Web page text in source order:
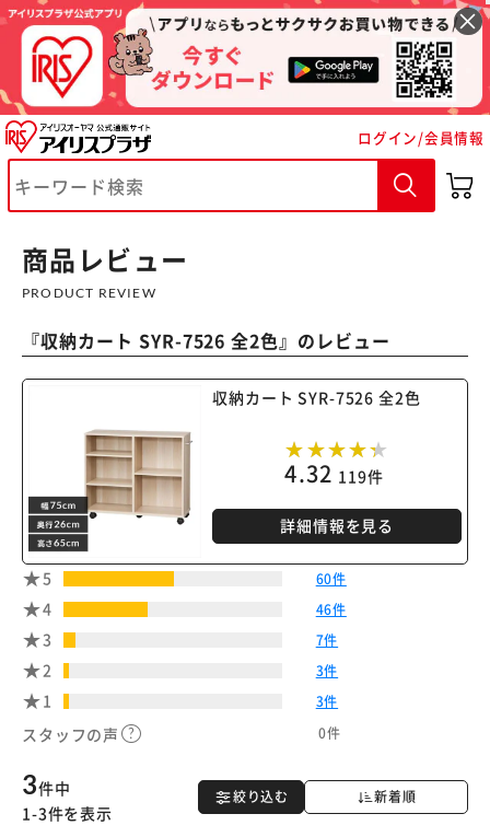
ログイン/会員情報
商品レビュー
PRODUCT REVIEW
『収納カート SYR-7526 全2色』のレビュー
収納カート SYR-7526 全2色
4.32 119件
詳細情報を見る
5 60件
4 46件
3 7件
2 3件
1 3件
スタッフの声 0件
絞り込む 新着順
3件中
1-3件を表示
※ご確認ください
カートに入れる